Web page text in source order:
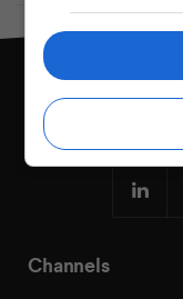
Channels